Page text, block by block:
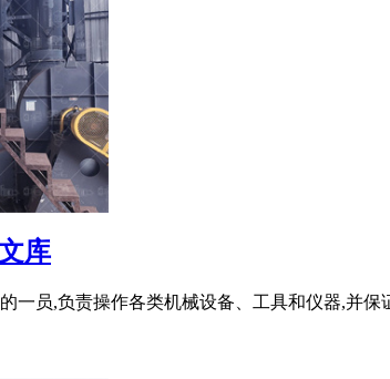
库
一员,负责操作各类机械设备、工具和仪器,并